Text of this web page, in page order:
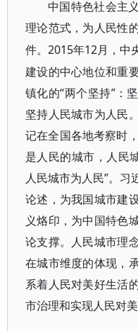
中国特色社会主
理论范式，为人民性
件。 2015年12月，中
建设的中心地位和重
镇化的“两个坚持”：
坚持人民城市为人民
记在全国各地考察时
是人民的城市，人民
人民城市为人民”。
论述，为我国城市建
义烙印，为中国特色
论支撑。人民城市理
在城市维度的体现，
系着人民对美好生活
市治理和实现人民对